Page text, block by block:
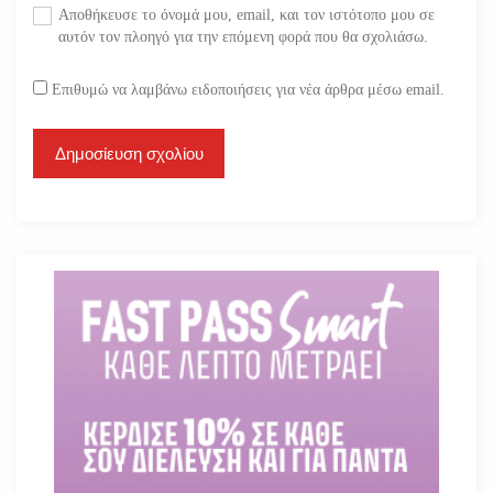
Αποθήκευσε το όνομά μου, email, και τον ιστότοπο μου σε
αυτόν τον πλοηγό για την επόμενη φορά που θα σχολιάσω.
Επιθυμώ να λαμβάνω ειδοποιήσεις για νέα άρθρα μέσω email.